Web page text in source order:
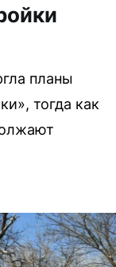
планы
тогда как